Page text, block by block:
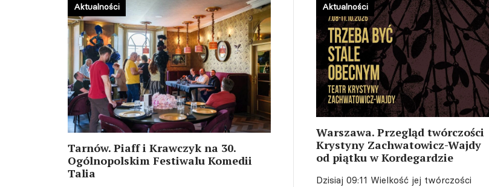
Tarnów. Piaff i Krawczyk na 30.
Ogólnopolskim Festiwalu Komedii
Talia
Aktualności
Warszawa. Przegląd twórczości
Krystyny Zachwatowicz-Wajdy
od piątku w Kordegardzie
Dzisiaj 09:11 Wielkość jej twórczości
Aktualności